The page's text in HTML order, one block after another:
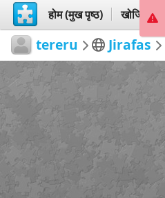
होम (मुख पृष्ठ) खोजिये
tereru Jirafas